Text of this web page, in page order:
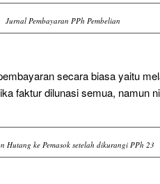
Jurnal Pembayaran PPh Pembelian
secara biasa yaitu
faktur dilunasi semua, namun
Hutang ke Pemasok setelah dikurangi PPh 23